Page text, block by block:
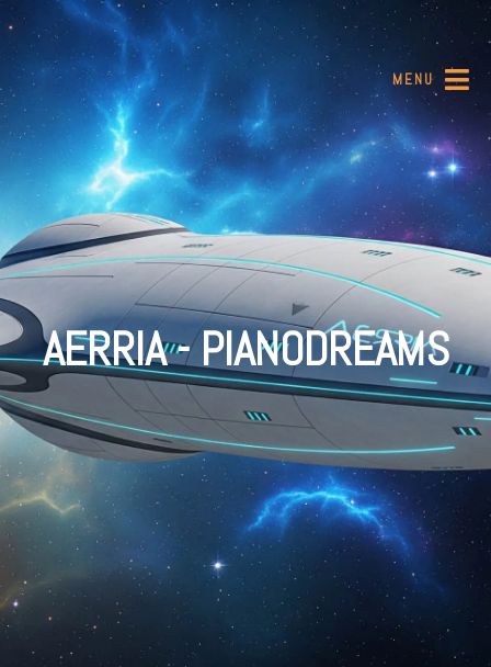
MENU
AERRIA - PIANODREAMS